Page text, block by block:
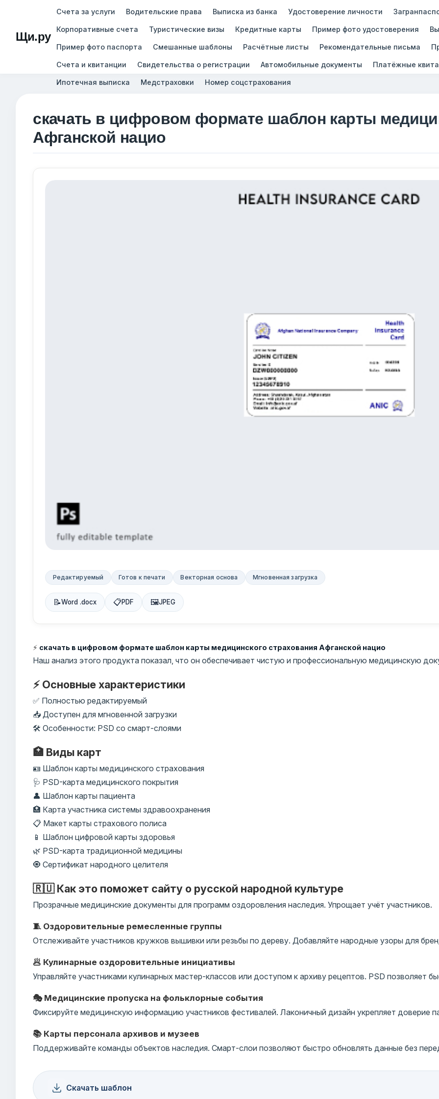
Щи.ру
Счета за услуги Водительские права Выписка из банка Удостоверение личности
Корпоративные счета Туристические визы Кредитные карты Пример фото удостоверения
Пример фото паспорта Смешанные шаблоны Расчётные листы Рекомендательные письма
Счета и квитанции Свидетельства о регистрации Автомобильные документы Платёжные
Ипотечная выписка Медстраховки Номер соцстрахования
скачать в цифровом формате шаблон карты
Афганской нацио
Редактируемый Готов к печати Векторная основа Мгновенная загрузка
📝Word .docx 📋PDF 🖼JPEG
⚡ скачать в цифровом формате шаблон карты медицинского страхования Афганской нацио
Наш анализ этого продукта показал, что он обеспечивает чистую и профессиональную медицинскую
⚡ Основные характеристики
✅ Полностью редактируемый
📥 Доступен для мгновенной загрузки
🛠️ Особенности: PSD со смарт-слоями
🏥 Виды карт
🪪 Шаблон карты медицинского страхования
🩺 PSD-карта медицинского покрытия
👤 Шаблон карты пациента
🏥 Карта участника системы здравоохранения
📋 Макет карты страхового полиса
📱 Шаблон цифровой карты здоровья
🌿 PSD-карта традиционной медицины
🧿 Сертификат народного целителя
🇷🇺 Как это поможет сайту о русской народной культуре
Прозрачные медицинские документы для программ оздоровления наследия. Упрощает учёт участников.
🧵 Оздоровительные ремесленные группы
Отслеживайте участников кружков вышивки или резьбы по дереву. Добавляйте народные узоры для
🥟 Кулинарные оздоровительные инициативы
Управляйте участниками кулинарных мастер-классов или доступом к архиву рецептов. PSD позволяет
🎭 Медицинские пропуска на фольклорные события
Фиксируйте медицинскую информацию участников фестивалей. Лаконичный дизайн укрепляет доверие
📚 Карты персонала архивов и музеев
Поддерживайте команды объектов наследия. Смарт-слои позволяют быстро обновлять данные без
Скачать шаблон